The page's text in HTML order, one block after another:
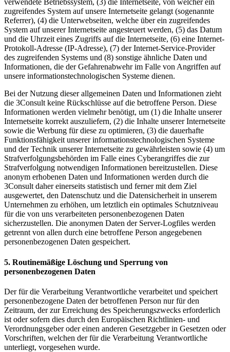
verwendete Betriebssystem, (3) die Internetseite, von welcher ein
zugreifendes System auf unsere Internetseite gelangt (sogenannte
Referrer), (4) die Unterwebseiten, welche über ein zugreifendes
System auf unserer Internetseite angesteuert werden, (5) das Datum
und die Uhrzeit eines Zugriffs auf die Internetseite, (6) eine Internet-
Protokoll-Adresse (IP-Adresse), (7) der Internet-Service-Provider
des zugreifenden Systems und (8) sonstige ähnliche Daten und
Informationen, die der Gefahrenabwehr im Falle von Angriffen auf
unsere informationstechnologischen Systeme dienen.
Bei der Nutzung dieser allgemeinen Daten und Informationen zieht
die 3Consult keine Rückschlüsse auf die betroffene Person. Diese
Informationen werden vielmehr benötigt, um (1) die Inhalte unserer
Internetseite korrekt auszuliefern, (2) die Inhalte unserer Internetseite
sowie die Werbung für diese zu optimieren, (3) die dauerhafte
Funktionsfähigkeit unserer informationstechnologischen Systeme
und der Technik unserer Internetseite zu gewährleisten sowie (4) um
Strafverfolgungsbehörden im Falle eines Cyberangriffes die zur
Strafverfolgung notwendigen Informationen bereitzustellen. Diese
anonym erhobenen Daten und Informationen werden durch die
3Consult daher einerseits statistisch und ferner mit dem Ziel
ausgewertet, den Datenschutz und die Datensicherheit in unserem
Unternehmen zu erhöhen, um letztlich ein optimales Schutzniveau
für die von uns verarbeiteten personenbezogenen Daten
sicherzustellen. Die anonymen Daten der Server-Logfiles werden
getrennt von allen durch eine betroffene Person angegebenen
personenbezogenen Daten gespeichert.
5. Routinemäßige Löschung und Sperrung von
personenbezogenen Daten
Der für die Verarbeitung Verantwortliche verarbeitet und speichert
personenbezogene Daten der betroffenen Person nur für den
Zeitraum, der zur Erreichung des Speicherungszwecks erforderlich
ist oder sofern dies durch den Europäischen Richtlinien- und
Verordnungsgeber oder einen anderen Gesetzgeber in Gesetzen oder
Vorschriften, welchen der für die Verarbeitung Verantwortliche
unterliegt, vorgesehen wurde.